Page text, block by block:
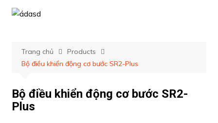
Chuyển
đến
Trang chủ
Products
Bộ điều khiển động cơ bước SR2-Plus
Bộ điều khiển động cơ bước SR2-
Plus